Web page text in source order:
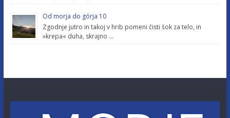
Od morja do górja 10
Zgodnje jutro in takoj v hrib pomeni čisti šok za telo, in
»krepa« duha, skrajno …